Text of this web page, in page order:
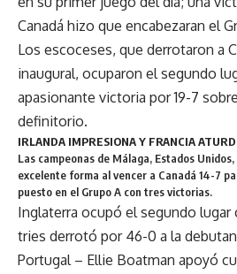
Canadá hizo que encabezaran el
Los escoceses, que derrotaron a
inaugural, ocuparon el segundo
apasionante victoria por 19-7
definitorio.
IRLANDA IMPRESIONA Y FRANCIA
Las campeonas de Málaga, Estados
excelente forma al vencer a Canadá 14-7
puesto en el Grupo A con tres victorias.
Inglaterra ocupó el segundo
tries derrotó por 46-0 a la
Portugal – Ellie Boatman apoyó